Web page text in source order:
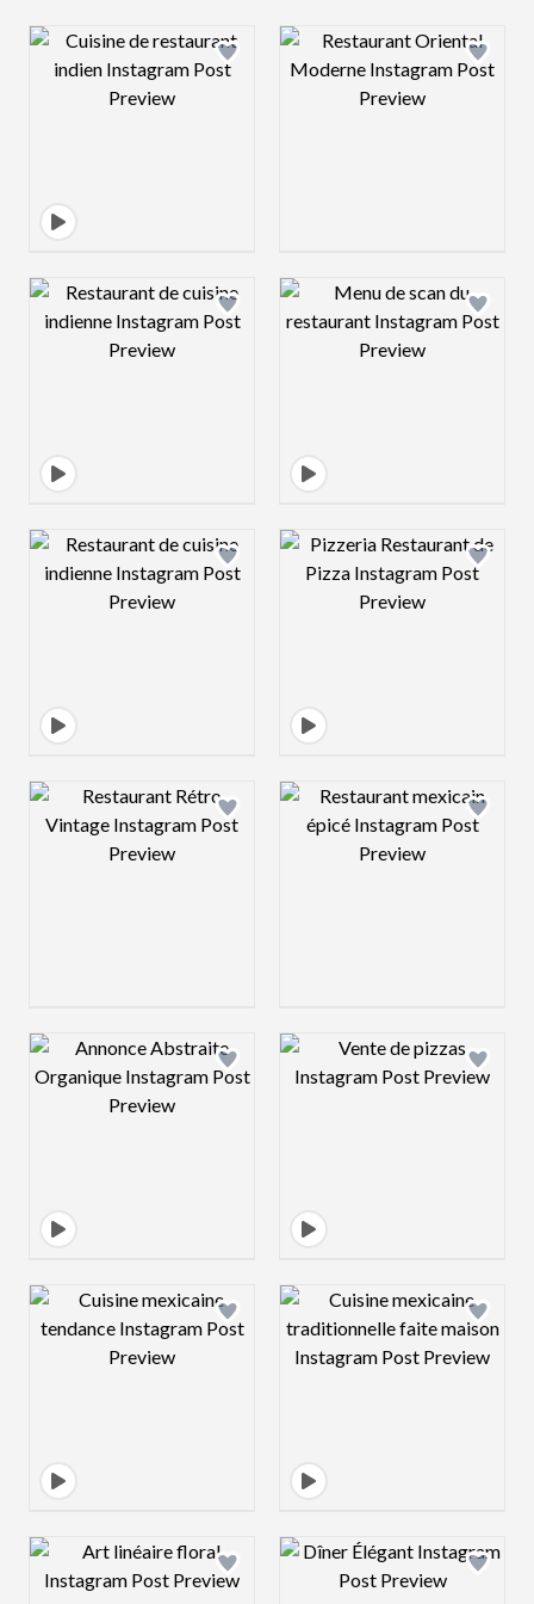
Design preview image Design preview
Design preview image Design preview
Design preview image Design preview
Design preview image Design preview
Design preview image Design preview
Design preview image Design preview
Design preview image Design preview